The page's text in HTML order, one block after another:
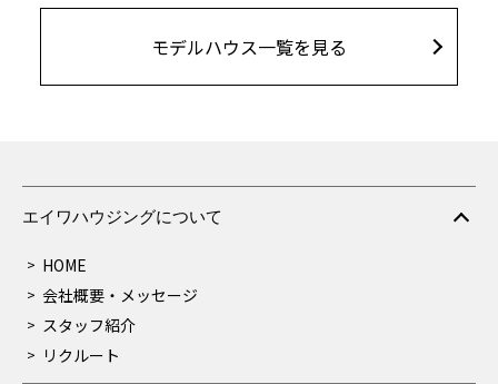
モデルハウス一覧を見る
エイワハウジングについて
HOME
会社概要・メッセージ
スタッフ紹介
リクルート